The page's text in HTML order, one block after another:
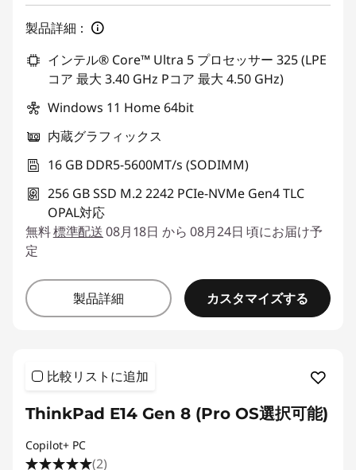
Eクーポン割引 :-¥20,900
WEEKEND0809
製品詳細：
インテル® Core™ Ultra 5 プロセッサー 325 (LPE
コア 最大 3.40 GHz Pコア 最大 4.50 GHz)
Windows 11 Home 64bit
内蔵グラフィックス
16 GB DDR5-5600MT/s (SODIMM)
256 GB SSD M.2 2242 PCIe-NVMe Gen4 TLC
OPAL対応
無料標準配送08月18日 から 08月24日 頃にお届け予
定
製品詳細 カスタマイズする
比較リストに追加
ThinkPad E14 Gen 8 (Pro OS選択可能)
Copilot+ PC
(2)